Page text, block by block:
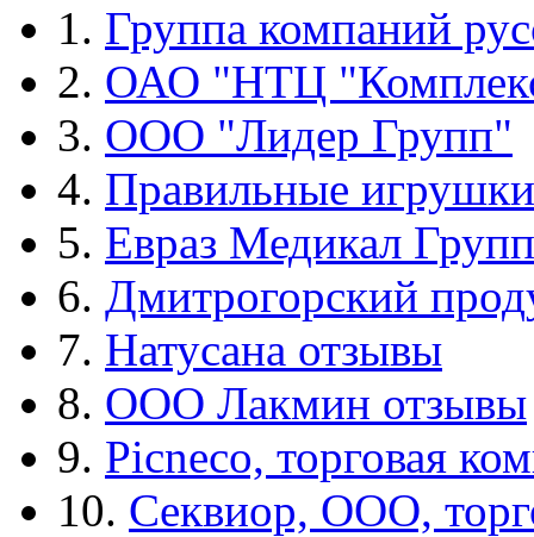
1. Группа компаний
2. ОАО "НТЦ
3. ООО "Лидер Групп"
4. Правильные игрушки
5. Евраз Медикал Групп
6. Дмитрогорский
7. Натусана отзывы
8. ООО Лакмин отзывы
9. Picneco, торговая
10. Секвиор, ООО,